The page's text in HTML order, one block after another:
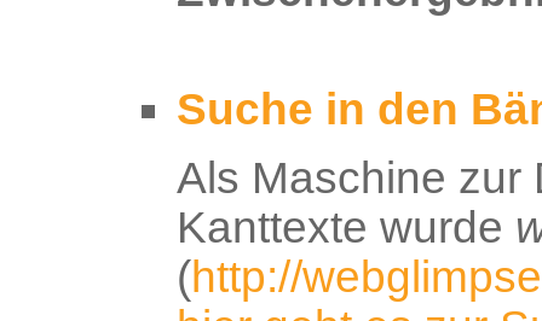
Suche in den
Als Maschine zur
Kanttexte wurde
(http://